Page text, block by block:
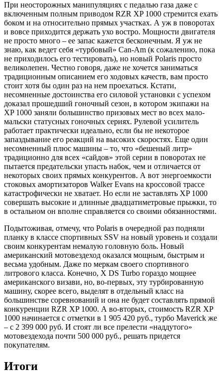
При неосторожных манипуляциях с педалью газа даже с
включенным полным приводом RZR XP 1000 стремится ехать
боком и на относительно прямых участках. А уж в поворотах
и вовсе приходится держать ухо востро. Мощности двигателя
не просто много – ее запас кажется бесконечным. Я уж не
знаю, как ведет себя «турбовый» Can-Am (к сожалению, пока
не приходилось его тестировать), но новый Polaris просто
великолепен. Честно говоря, даже не хочется заниматься
традиционным описанием его ходовых качеств, вам просто
стоит хотя бы один раз на нем проехаться. Кстати,
несомненные достоинства его силовой установки с успехом
доказал прошедший гоночный сезон, в котором экипажи на
XP 1000 заняли большинство призовых мест во всех мало-
мальски статусных гоночных сериях. Рулевой усилитель
работает практически идеально, если бы не некоторое
запаздывание его реакций на высоких скоростях. Еще один
несомненный плюс машины – то, что «бешеный литр»
традиционно для всех «сайдов» этой серии в поворотах не
пытается предательски упасть набок, чем и отличается от
некоторых своих прямых конкурентов. А вот энергоемкости
стоковых амортизаторов Walker Evans на кроссовой трассе
катастрофически не хватает. Но если не заставлять XP 1000
совершать высокие и длинные двадцатиметровые прыжки, то
в остальном он вполне справляется со своими обязанностями.
Подытоживая, отмечу, что Polaris в очередной раз подняли
планку в классе спортивных SSV на новый уровень и создали
своим конкурентам немалую головную боль. Новый
американский мотовездеход оказался мощным, быстрым и
весьма удобным. Даже по меркам своего спортивного
литрового класса. Конечно, X DS Turbo гораздо мощнее
американского визави, но, во-первых, эту турбированную
машину, скорее всего, выделят в отдельный класс на
большинстве соревнований и она не будет составлять прямой
конкуренции RZR XP 1000. А во-вторых, стоимость RZR XP
1000 начинается с отметки в 1 905 420 руб., турбо Maverick же
– с 2 399 000 руб. И стоят ли все прелести «наддутого»
мотовездехода почти 500 000 руб., решать придется
покупателям.
Итоги